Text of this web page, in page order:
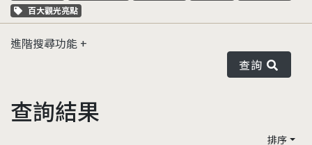
關鍵字標籤
百大觀光亮點
進階搜尋功能
查詢
查詢結果
排序